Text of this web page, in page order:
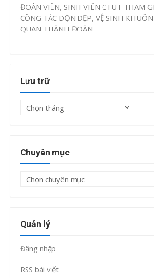
ĐOÀN VIÊN, SINH VIÊN CTUT THAM
CÔNG TÁC DỌN DẸP, VỆ SINH
QUAN THÀNH ĐOÀN
Lưu trữ
Lưu
Chuyên mục
Chuyên
Quản lý
Đăng nhập
RSS bài viết